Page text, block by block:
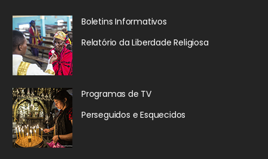
Boletins Informativos
Relatório da Liberdade Religiosa
Programas de TV
Perseguidos e Esquecidos